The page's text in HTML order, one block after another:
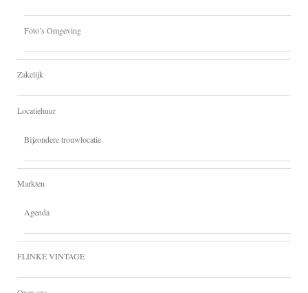
Foto’s Omgeving
Zakelijk
Locatiehuur
Bijzondere trouwlocatie
Markten
Agenda
FLINKE VINTAGE